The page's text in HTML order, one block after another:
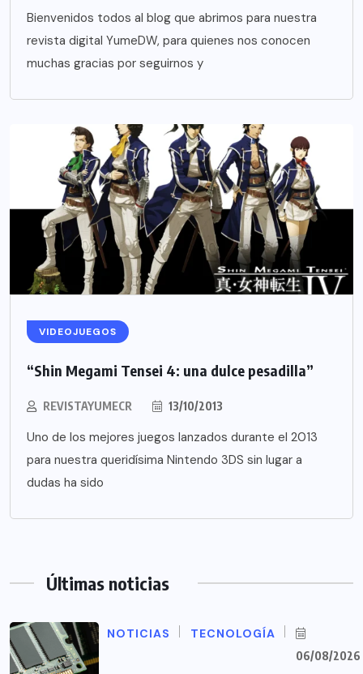
Bienvenidos todos al blog que abrimos para nuestra
revista digital YumeDW, para quienes nos conocen
muchas gracias por seguirnos y
VIDEOJUEGOS
“Shin Megami Tensei 4: una dulce pesadilla”
REVISTAYUMECR 13/10/2013
Uno de los mejores juegos lanzados durante el 2013
para nuestra queridísima Nintendo 3DS sin lugar a
dudas ha sido
Últimas noticias
NOTICIAS TECNOLOGÍA
06/08/2026